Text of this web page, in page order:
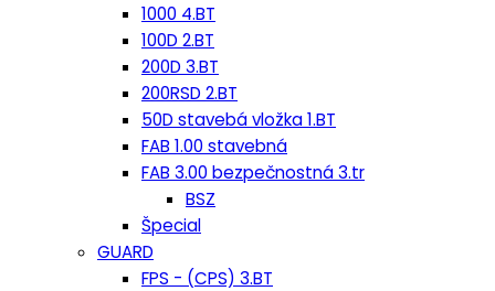
1000 4.BT
100D 2.BT
200D 3.BT
200RSD 2.BT
50D stavebá vložka 1.BT
FAB 1.00 stavebná
FAB 3.00 bezpečnostná 3.tr
BSZ
Špecial
GUARD
FPS - (CPS) 3.BT